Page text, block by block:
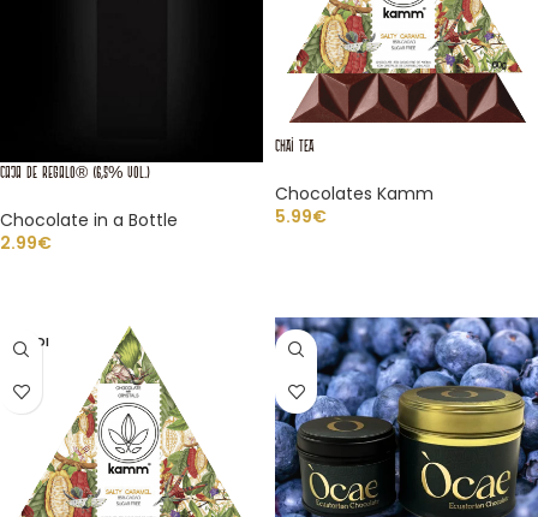
Caja de regalo® (6,5% vol.)
Chocolate in a Bottle
2.99€
CHAI TEA
Chocolates Kamm
5.99€
VENDI
DO